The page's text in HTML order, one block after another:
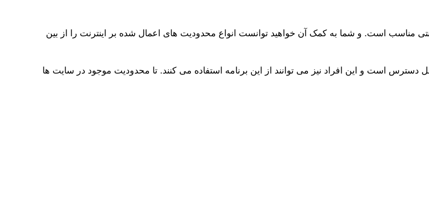
مناسب است. و شما به کمک آن خواهید توانست انواع محدودیت‌ های اعمال شده بر اینترنت را از بین
دسترس است و این افراد نیز می توانند از این برنامه استفاده می کنند. تا محدودیت موجود در سایت‌ ها